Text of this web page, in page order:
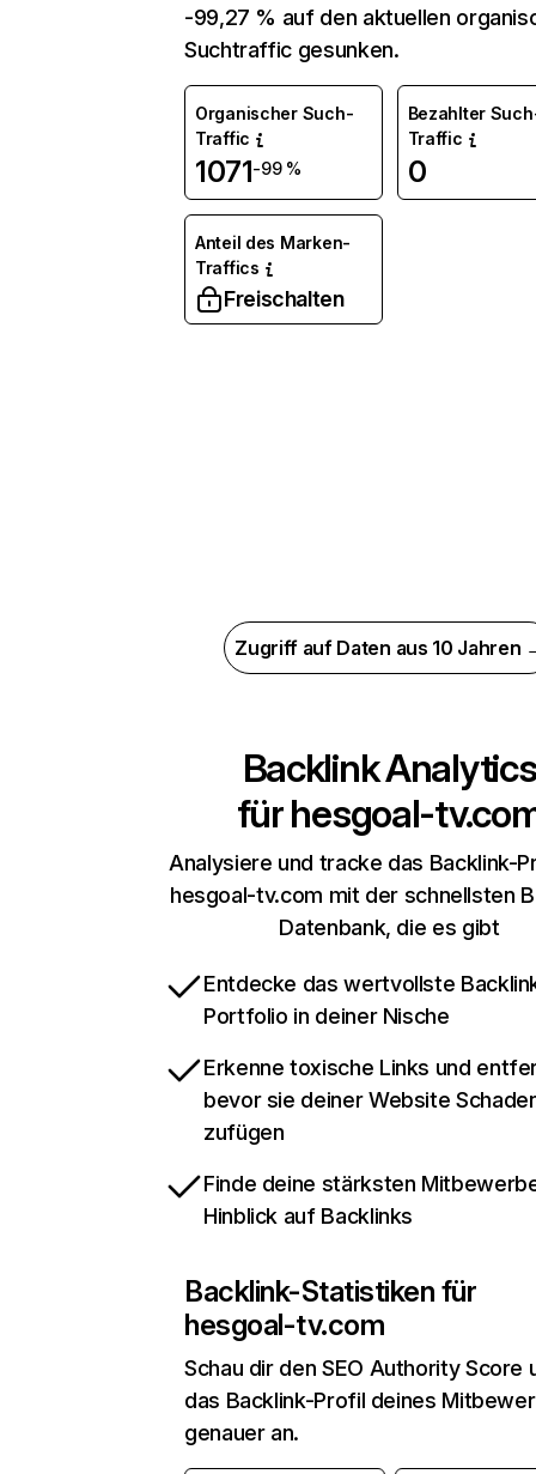
-99,27 % auf den aktuellen
Suchtraffic gesunken.
Organischer Such-
Traffic
1071-99 %
Bezahlter
Traffic
0
Anteil des Marken-
Traffics
Freischalten
Zugriff auf Daten aus 10 Jahren
Backlink Analytics
fürhesgoal-
Analysiere und tracke das Backlink-
hesgoal-tv.com mit der schnellsten
Datenbank, die es gibt
Entdecke das wertvollste
Portfolio in deiner Nische
Erkenne toxische Links und
bevor sie deiner Website
zufügen
Finde deine stärksten
Hinblick auf Backlinks
Backlink-Statistiken für
hesgoal-tv.com
Schau dir den SEO Authority Score
das Backlink-Profil deines
genauer an.